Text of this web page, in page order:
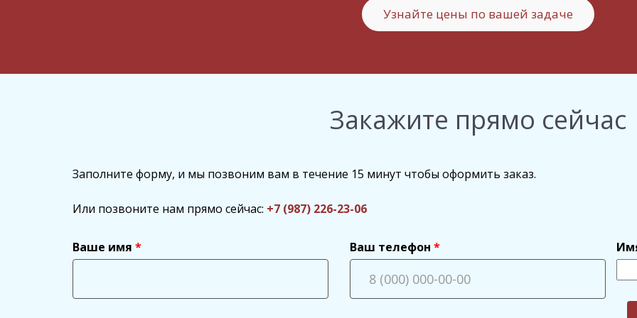
Узнайте цены по вашей задаче
Закажите прямо сейчас
Заполните форму, и мы позвоним вам в течение 15 минут чтобы оформить заказ.
Или позвоните нам прямо сейчас: +7 (987) 226-23-06
Ваше имя Ваш телефон